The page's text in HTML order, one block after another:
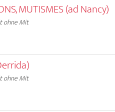
MUTISMES (ad Nancy)
ohne Mit
ohne Mit